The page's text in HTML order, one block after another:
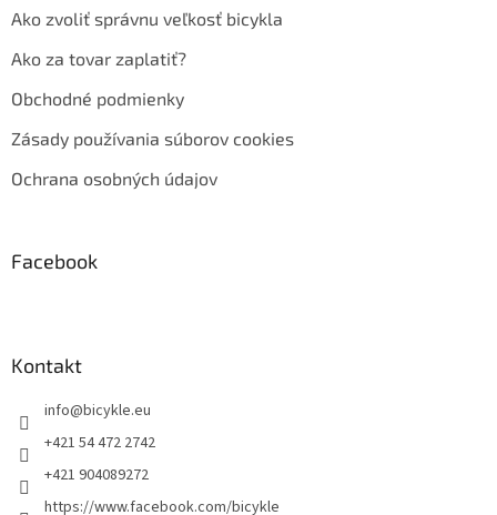
Ako zvoliť správnu veľkosť bicykla
Ako za tovar zaplatiť?
Obchodné podmienky
Zásady používania súborov cookies
Ochrana osobných údajov
Facebook
Kontakt
info@bicykle.eu
+421 54 472 2742
+421 904089272
https://www.facebook.com/bicykle